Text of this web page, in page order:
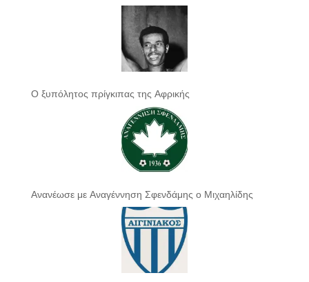
Ο ξυπόλητος πρίγκιπας της Αφρικής
Ανανέωσε με Αναγέννηση Σφενδάμης ο Μιχαηλίδης